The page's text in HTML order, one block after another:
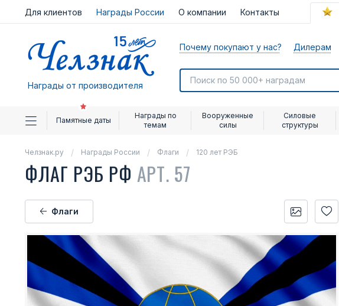
Для клиентов Награды России О компании Контакты
Награды от производителя
Почему покупают у нас? Дилерам
Памятные даты
Награды по
темам
Вооруженные
силы
Силовые
структуры
Челзнак.ру Награды России Флаги 120 лет РЭБ
ФЛАГ РЭБ РФ АРТ. 57
Флаги